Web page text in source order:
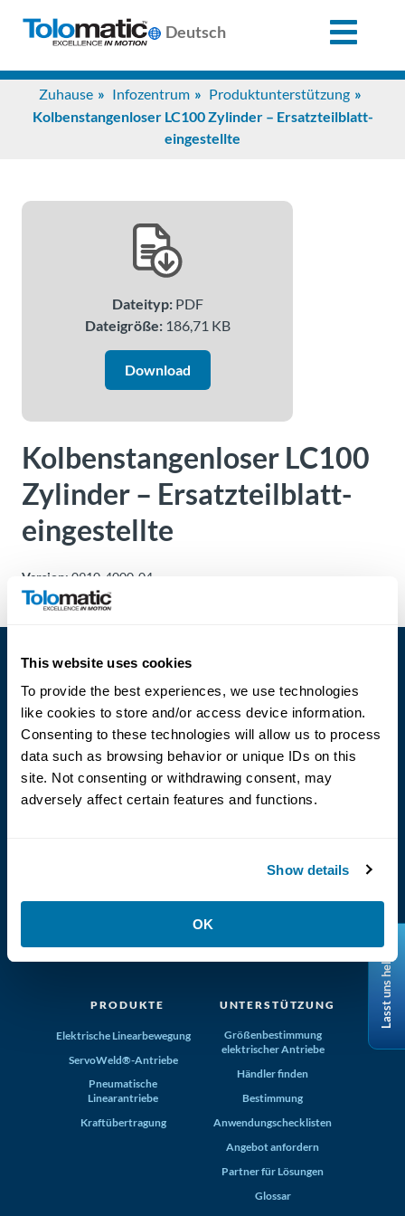
This website uses cookies
To provide the best experiences, we use technologies
like cookies to store and/or access device information.
Consenting to these technologies will allow us to process
data such as browsing behavior or unique IDs on this
site. Not consenting or withdrawing consent, may
adversely affect certain features and functions.
Show details
OK
Deutsch
Zuhause Infozentrum
Produktunterstützung
Kolbenstangenloser LC100 Zylinder – Ersatzteilblatt-
eingestellte
Dateityp:PDF
Dateigröße:186,71 KB
Download
Kolbenstangenloser LC100
Zylinder – Ersatzteilblatt-
eingestellte
Version: 0910-4000-04
Language
(800) 321-4739
PRODUKTE
Elektrische Linearbewegung
ServoWeld®-Antriebe
Pneumatische
Linearantriebe
Kraftübertragung
UNTERSTÜTZUNG
Größenbestimmung
elektrischer Antriebe
Händler finden
Bestimmung
Anwendungschecklisten
Angebot anfordern
Partner für Lösungen
Glossar
Search
for:
Unterstützung
Anwendungen
Über
Kontakt
zu einem
Ingenieur
Kontakt
Veranstaltungen
Dealer
Portal
Lasst uns helfen